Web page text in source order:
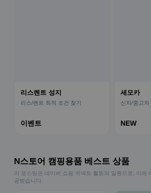
리스렌트 성지
리스/렌트 최적 조건 찾기
이벤트
세모카
신차/중고차
NEW
N스토어 캠핑용품 베스트 상품
이 포스팅은 네이버 쇼핑 커넥트 활동의 일환으로, 이에
공받습니다.